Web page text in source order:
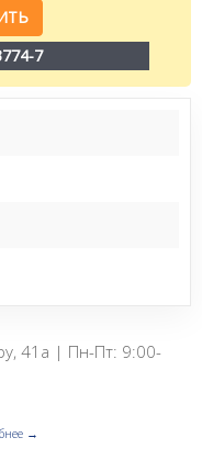
7
41а | Пн-Пт: 9:00-
→